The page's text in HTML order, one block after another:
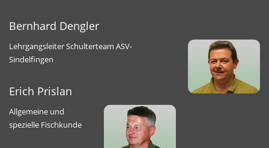
Bernhard Dengler
Lehrgangsleiter Schulterteam ASV-
Sindelfingen
Erich Prislan
Allgemeine und
spezielle Fischkunde